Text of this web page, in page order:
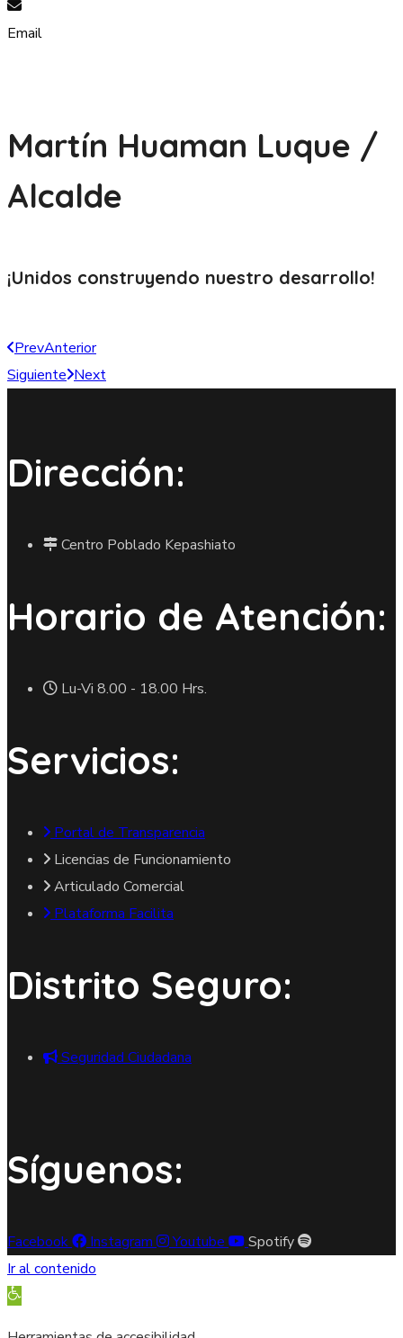
Email
Martín Huaman Luque /
Alcalde
¡Unidos construyendo nuestro desarrollo!
PrevAnterior
Siguiente Next
Dirección:
Centro Poblado Kepashiato
Horario de Atención:
Lu-Vi 8.00 - 18.00 Hrs.
Servicios:
Portal de Transparencia
Licencias de Funcionamiento
Articulado Comercial
Plataforma Facilita
Distrito Seguro:
Seguridad Ciudadana
Síguenos:
Facebook Instagram Youtube
Spotify
Ir al contenido
Abrir barra de herramientas